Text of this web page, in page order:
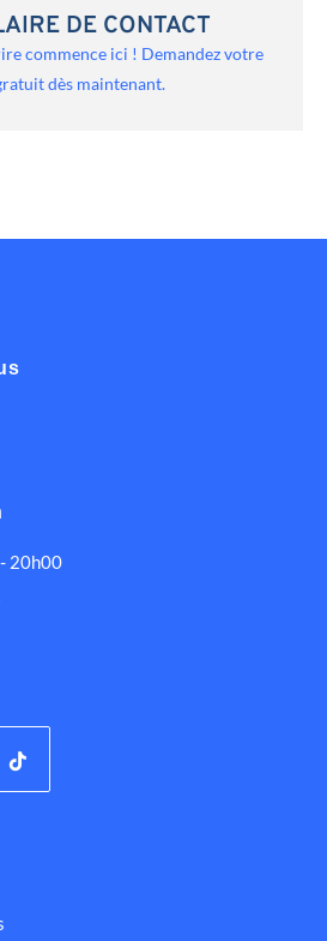
DE CONTACT
commence ici ! Demandez votre
dès maintenant.
20h00